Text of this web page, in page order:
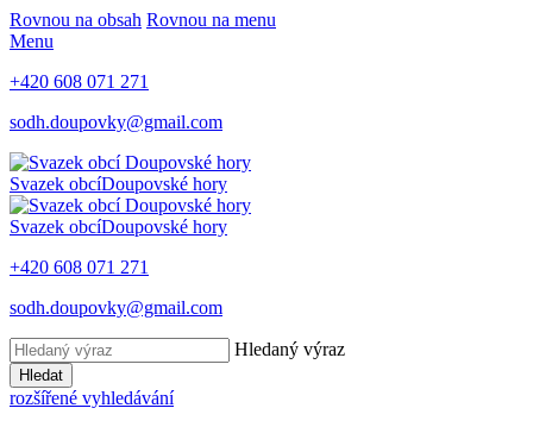
Rovnou na obsah Rovnou na menu
Menu
+420 608 071 271
sodh.doupovky@gmail.com
Svazek obcíDoupovské hory
Svazek obcíDoupovské hory
+420 608 071 271
sodh.doupovky@gmail.com
Hledaný výraz
Hledat
rozšířené vyhledávání